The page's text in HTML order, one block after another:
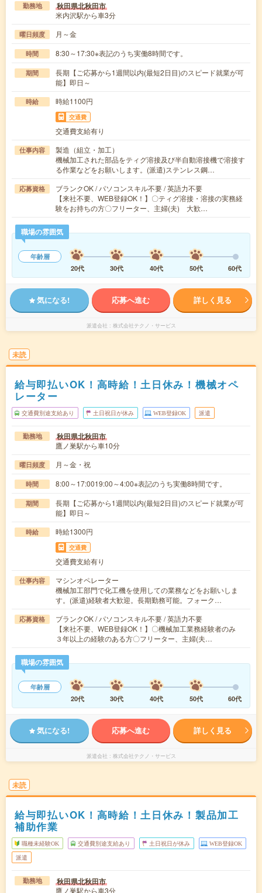
勤務地 秋田県北秋田市
米内沢駅から車3分
曜日頻度 月～金
時間 8:30～17:30※表記のうち実働8時間です。
期間
長期【ご応募から1週間以内(最短2日目)のスピード就業が可
能】即日～
時給 時給1100円
交通費
交通費支給有り
仕事内容
製造（組立・加工）
機械加工された部品をティグ溶接及び半自動溶接機で溶接す
る作業などをお願いします。(派遣)ステンレス鋼…
応募資格
ブランクOK / パソコンスキル不要 / 英語力不要
【来社不要、WEB登録OK！】〇ティグ溶接・溶接の実務経
験をお持ちの方〇フリーター、主婦(夫) 大歓…
職場の雰囲気
年齢層
20代
30代 40代 50代 60代
気になる! 応募へ進む 詳しく見る
派遣会社 株式会社テクノ・サービス
未読
給与即払いOK！高時給！土日休み！機械オペ
レーター
交通費別途支給あり 土日祝日が休み WEB登録OK 派遣
勤務地 秋田県北秋田市
鷹ノ巣駅から車10分
曜日頻度 月～金・祝
時間 8:00～17:0019:00～4:00※表記のうち実働8時間です。
期間
長期【ご応募から1週間以内(最短2日目)のスピード就業が可
能】即日～
時給 時給1300円
交通費
交通費支給有り
仕事内容
マシンオペレーター
機械加工部門で化工機を使用しての業務などをお願いしま
す。(派遣)経験者大歓迎。長期勤務可能。フォーク…
応募資格
ブランクOK / パソコンスキル不要 / 英語力不要
【来社不要、WEB登録OK！】〇機械加工業務経験者のみ
３年以上の経験のある方〇フリーター、主婦(夫…
職場の雰囲気
年齢層
20代
30代 40代 50代 60代
気になる! 応募へ進む 詳しく見る
派遣会社 株式会社テクノ・サービス
未読
給与即払いOK！高時給！土日休み！製品加工
補助作業
職種未経験OK 交通費別途支給あり 土日祝日が休み WEB登録OK
派遣
勤務地 秋田県北秋田市
鷹ノ巣駅から車3分